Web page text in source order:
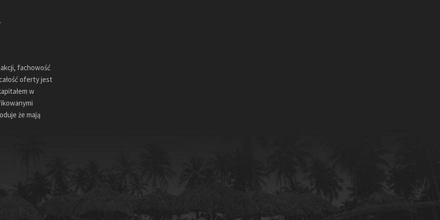
fachowość
oferty jest
w
że mają